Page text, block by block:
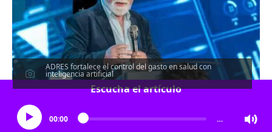
ADRES fortalece el control del gasto en salud con
inteligencia artificial
Escucha el artículo
00:00 …